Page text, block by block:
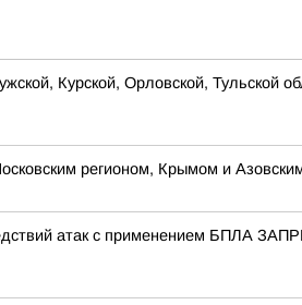
Курской, Орловской, Тульской
регионом, Крымом и
атак с применением БПЛА